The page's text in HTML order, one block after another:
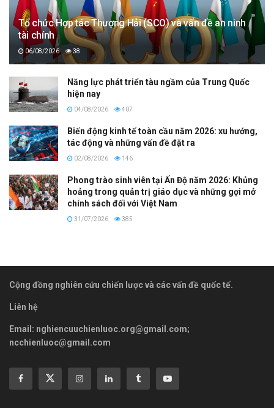
Tổ chức Hợp tác Thượng Hải (SCO) và vấn đề an ninh
tài chính
06/08/2026 38
Năng lực phát triển tàu ngầm của Trung Quốc
hiện nay
04/08/2026 407
Biến động kinh tế toàn cầu năm 2026: xu hướng,
tác động và những vấn đề đặt ra
02/08/2026 146
Phong trào sinh viên tại Ấn Độ năm 2026: Khủng
hoảng trong quản trị giáo dục và những gợi mở
chính sách đối với Việt Nam
31/07/2026 385
Cộng đồng nghiên cứu chiến lược và các vấn đề quốc tế.
Liên hệ
Email: nghiencuuchienluoc.org@gmail.com;
ncchienluoc@gmail.com